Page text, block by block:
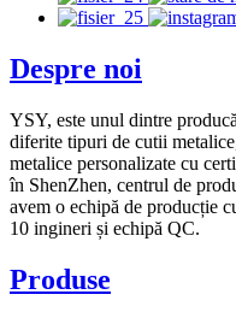
Despre noi
YSY, este unul dintre
diferite tipuri de cutii
metalice personalizate cu
în ShenZhen, centrul de
avem o echipă de producție
10 ingineri și echipă QC.
Produse